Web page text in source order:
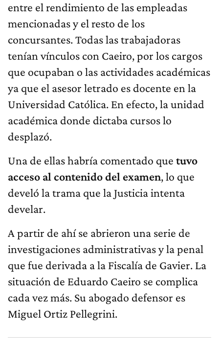
entre el rendimiento de las empleadas
mencionadas y el resto de los
concursantes. Todas las trabajadoras
tenían vínculos con Caeiro, por los cargos
que ocupaban o las actividades académicas
ya que el asesor letrado es docente en la
Universidad Católica. En efecto, la unidad
académica donde dictaba cursos lo
desplazó.
Una de ellas habría comentado que tuvo
acceso al contenido del examen, lo que
develó la trama que la Justicia intenta
develar.
A partir de ahí se abrieron una serie de
investigaciones administrativas y la penal
que fue derivada a la Fiscalía de Gavier. La
situación de Eduardo Caeiro se complica
cada vez más. Su abogado defensor es
Miguel Ortiz Pellegrini.